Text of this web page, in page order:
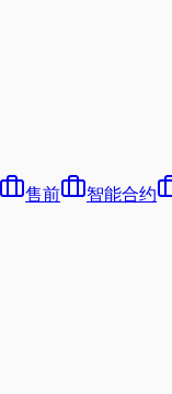
售前 智能合约